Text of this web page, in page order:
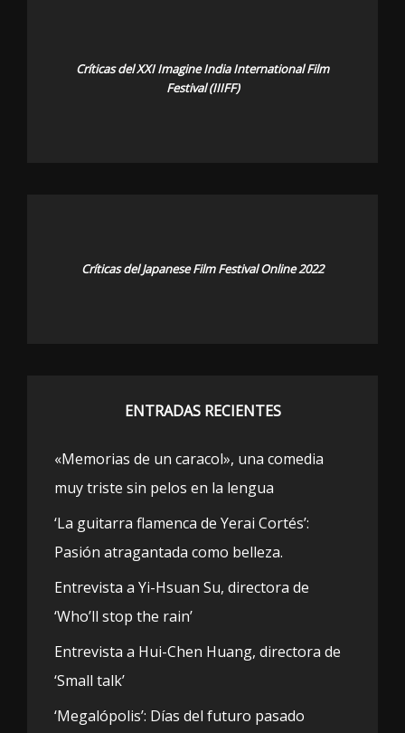
Críticas del XXI Imagine India International Film
Festival (IIIFF)
Críticas del Japanese Film Festival Online 2022
ENTRADAS RECIENTES
«Memorias de un caracol», una comedia
muy triste sin pelos en la lengua
‘La guitarra flamenca de Yerai Cortés’:
Pasión atragantada como belleza.
Entrevista a Yi-Hsuan Su, directora de
‘Who’ll stop the rain’
Entrevista a Hui-Chen Huang, directora de
‘Small talk’
‘Megalópolis’: Días del futuro pasado